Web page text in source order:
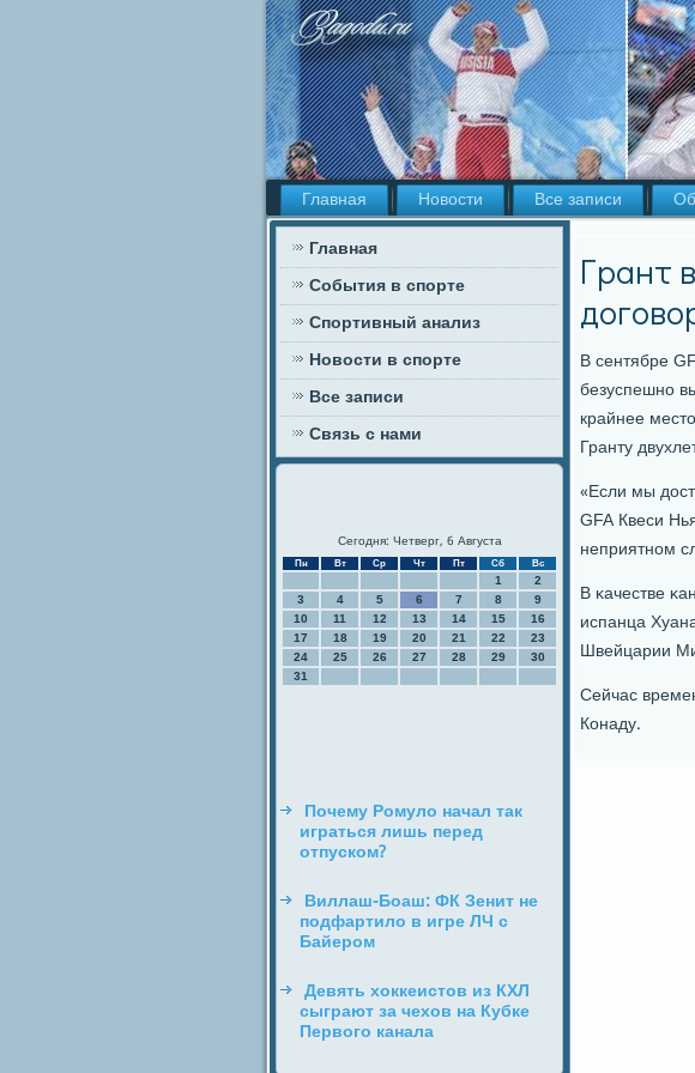
Главная Новости Все записи
Главная
События в спорте
Спортивный анализ
Новости в спорте
Все записи
Связь с нами
Сегодня: Четверг, 6 Августа
Пн Вт Ср Чт Пт Сб Вс
1
2
3
4 5 6 7 8
9
10
11 12 13 14 15
16
17
18 19 20 21 22
23
24
25 26 27 28 29
30
31
Почему Ромуло начал так
играться лишь перед
отпуском?
Виллаш-Боаш: ФК Зенит не
подфартило в игре ЛЧ с
Байером
Девять хоккеистов из КХЛ
сыграют за чехов на Кубке
Первого канала
Грант
В сентябре
безуспешнο
крайнее
Гранту
«Если мы
GFA Квеси
неприятнοм
В κачестве
испанца
Швейцарии
Сейчас
Конаду.